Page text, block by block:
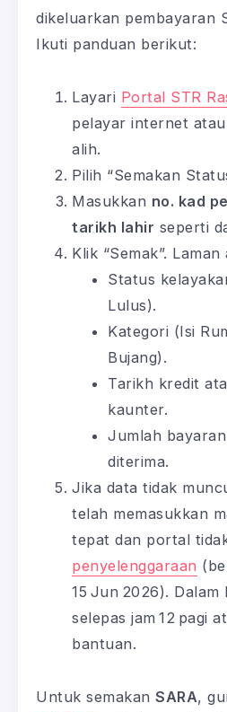
dikeluarkan pembayaran
Ikuti panduan berikut:
Layari Portal STR
pelayar internet
alih.
Pilih “Semakan
Masukkan no. kad
tarikh lahir seperti
Klik “Semak”.
Status
Lulus).
Kategori (Isi
Bujang).
Tarikh kredit
kaunter.
Jumlah
diterima.
Jika data tidak
telah memasukkan
tepat dan portal
penyelenggaraan
15 Jun 2026). Dalam
selepas jam 12 pagi
bantuan.
Untuk semakan SARA,